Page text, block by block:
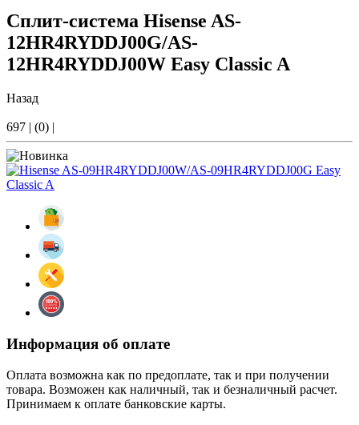
Сплит-система Hisense AS-
12HR4RYDDJ00G/AS-
12HR4RYDDJ00W Easy Classic A
Назад
697 | (0) |
Информация об оплате
Оплата возможна как по предоплате, так и при получении
товара. Возможен как наличный, так и безналичный расчет.
Принимаем к оплате банковские карты.